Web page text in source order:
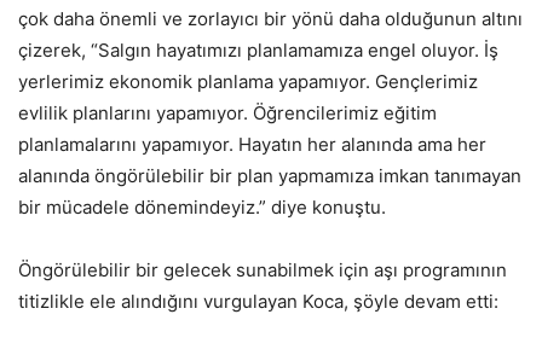
çok daha önemli ve zorlayıcı bir yönü daha olduğunun altını
çizerek, “Salgın hayatımızı planlamamıza engel oluyor. İş
yerlerimiz ekonomik planlama yapamıyor. Gençlerimiz
evlilik planlarını yapamıyor. Öğrencilerimiz eğitim
planlamalarını yapamıyor. Hayatın her alanında ama her
alanında öngörülebilir bir plan yapmamıza imkan tanımayan
bir mücadele dönemindeyiz.” diye konuştu.
Öngörülebilir bir gelecek sunabilmek için aşı programının
titizlikle ele alındığını vurgulayan Koca, şöyle devam etti: